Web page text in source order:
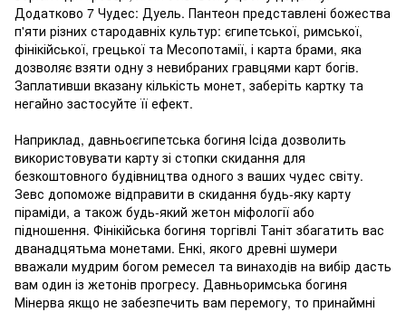
Додатково 7 Чудес: Дуель. Пантеон представлені божества
п'яти різних стародавніх культур: єгипетської, римської,
фінікійської, грецької та Месопотамії, і карта брами, яка
дозволяє взяти одну з невибраних гравцями карт богів.
Заплативши вказану кількість монет, заберіть картку та
негайно застосуйте її ефект.
Наприклад, давньоєгипетська богиня Ісіда дозволить
використовувати карту зі стопки скидання для
безкоштовного будівництва одного з ваших чудес світу.
Зевс допоможе відправити в скидання будь-яку карту
піраміди, а також будь-який жетон міфології або
підношення. Фінікійська богиня торгівлі Таніт збагатить вас
дванадцятьма монетами. Енкі, якого древні шумери
вважали мудрим богом ремесел та винаходів на вибір дасть
вам один із жетонів прогресу. Давньоримська богиня
Мінерва якщо не забезпечить вам перемогу, то принаймні